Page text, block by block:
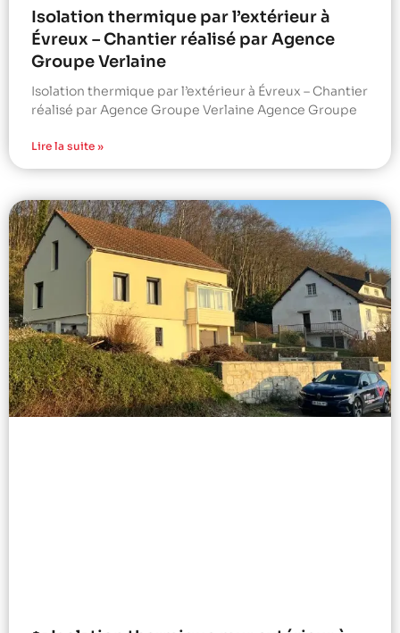
Isolation thermique par l’extérieur à
Évreux – Chantier réalisé par Agence
Groupe Verlaine
Isolation thermique par l’extérieur à Évreux – Chantier
réalisé par Agence Groupe Verlaine Agence Groupe
Lire la suite »